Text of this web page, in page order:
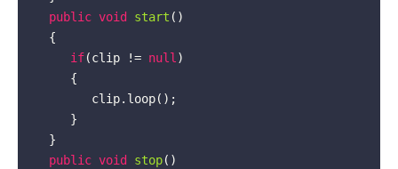
public void start ()
{
if(clip != null )
public void stop()